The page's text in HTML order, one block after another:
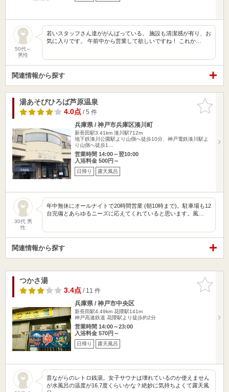
50代～
男性
若いスタッフさん達ががんばっている。 施設も清潔感が有り、お
気に入りです。 午前中から営業して欲しいですね！ これか…
関連情報から探す
お気に入
りに追加
湯あそびひろば芦原温泉
4.0点/ 5 件
兵庫県 / 神戸市兵庫区湊川町
新長田駅3.41km 湊川駅712m
地下鉄湊川公園駅より山側へ徒歩10分、神戸電鉄湊川駅よ
り山側へ徒歩1…
営業時間 14:00～翌10:00
入浴料金 500円～
日帰り 露天風呂
30代 男
性
年中無休にオールナイトで20時間営業 (朝10時まで)。駐車場も12
台完備とあらゆるニーズに応えてくれていると思います。風…
関連情報から探す
お気に入
りに追加
つかさ湯
3.4点/ 11 件
兵庫県 / 神戸市中央区
新長田駅4.49km 花隈駅141m
神戸高速鉄道 花隈駅より徒歩約2分
営業時間 14:00～23:00
入浴料金 570円～
日帰り 露天風呂
昔ながらのレトロ銭湯。女子サウナは壊れているのか使えません
が水風呂の温度が16.7度くらいかな？絶妙に気持ちよくて露天風